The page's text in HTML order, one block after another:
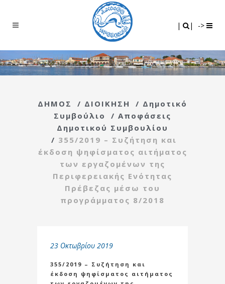
| | ->
ΔΗΜΟΣ / ΔΙΟΙΚΗΣΗ / Δημοτικό
Συμβούλιο
/ Αποφάσεις
Δημοτικού Συμβουλίου
/ 355/2019 – Συζήτηση και
έκδοση ψηφίσματος αιτήματος
των εργαζομένων της
Περιφερειακής Ενότητας
Πρέβεζας μέσω του
προγράμματος 8/2018
23 Οκτωβρίου 2019
355/2019 – Συζήτηση και
έκδοση ψηφίσματος αιτήματος